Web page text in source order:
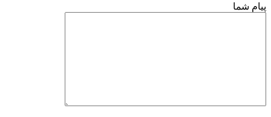
پیام شما